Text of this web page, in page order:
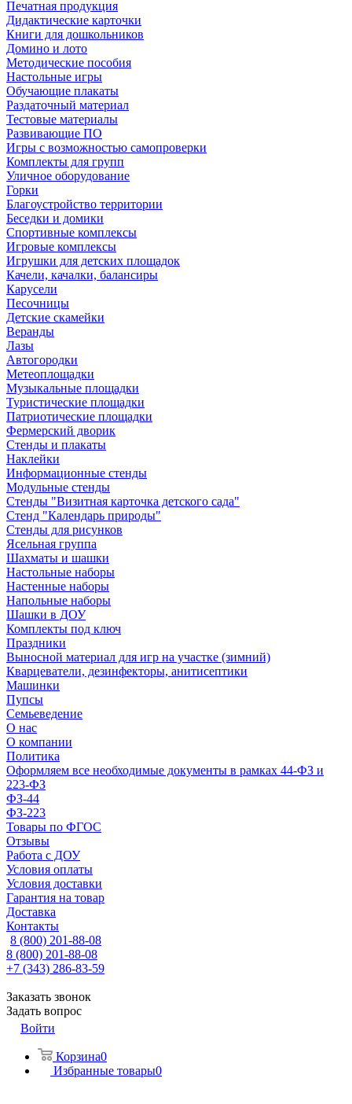
Печатная продукция
Дидактические карточки
Книги для дошкольников
Домино и лото
Методические пособия
Настольные игры
Обучающие плакаты
Раздаточный материал
Тестовые материалы
Развивающие ПО
Игры с возможностью самопроверки
Комплекты для групп
Уличное оборудование
Горки
Благоустройство территории
Беседки и домики
Спортивные комплексы
Игровые комплексы
Игрушки для детских площадок
Качели, качалки, балансиры
Карусели
Песочницы
Детские скамейки
Веранды
Лазы
Автогородки
Метеоплощадки
Музыкальные площадки
Туристические площадки
Патриотические площадки
Фермерский дворик
Стенды и плакаты
Наклейки
Информационные стенды
Модульные стенды
Стенды "Визитная карточка детского сада"
Стенд "Календарь природы"
Стенды для рисунков
Ясельная группа
Шахматы и шашки
Настольные наборы
Настенные наборы
Напольные наборы
Шашки в ДОУ
Комплекты под ключ
Праздники
Выносной материал для игр на участке (зимний)
Кварцеватели, дезинфекторы, анитисептики
Машинки
Пупсы
Семьеведение
О нас
О компании
Политика
Оформляем все необходимые документы в рамках 44-ФЗ и
223-ФЗ
ФЗ-44
ФЗ-223
Товары по ФГОС
Отзывы
Работа с ДОУ
Условия оплаты
Условия доставки
Гарантия на товар
Доставка
Контакты
8 (800) 201-88-08
8 (800) 201-88-08
+7 (343) 286-83-59
Заказать звонок
Задать вопрос
Войти
Корзина0
Избранные товары0